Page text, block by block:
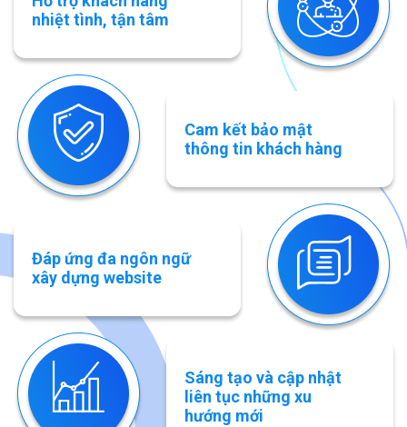
nhiệt tình, tận tâm
Cam kết bảo mật
thông tin khách hàng
Đáp ứng đa ngôn ngữ
xây dựng website
Sáng tạo và cập nhật
liên tục những xu
hướng mới